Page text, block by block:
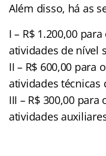
Além disso, há as
I – R$ 1.200,00
atividades de nível
II – R$ 600,00 para
atividades técnicas
III – R$ 300,00
atividades